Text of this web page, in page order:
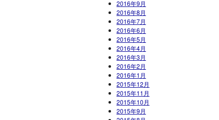
2016年9月
2016年8月
2016年7月
2016年6月
2016年5月
2016年4月
2016年3月
2016年2月
2016年1月
2015年12月
2015年11月
2015年10月
2015年9月